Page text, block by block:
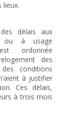
lieux.
délais aux
ou à usage
ordonnée
des
conditions
à justifier
Ces délais,
à trois mois